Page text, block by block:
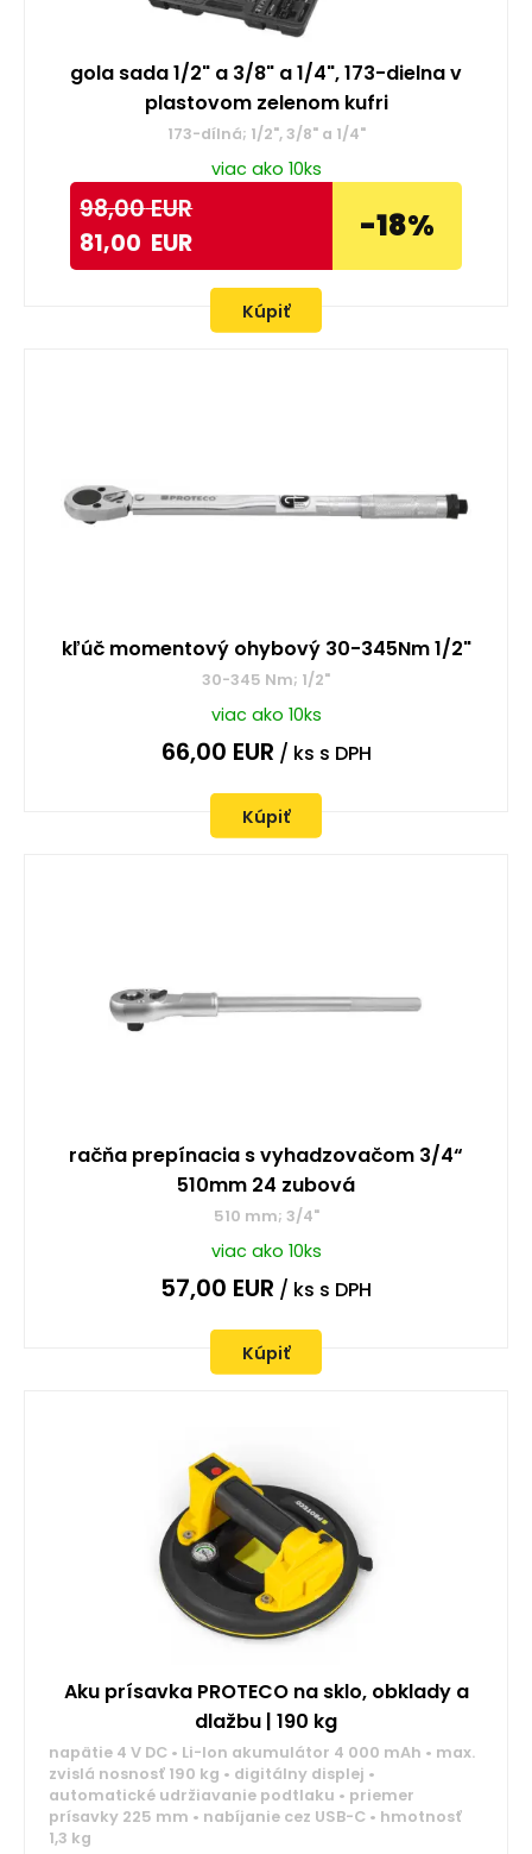
gola sada 1/2" a 3/8" a 1/4", 173-dielna v
plastovom zelenom kufri
173-dílná; 1/2", 3/8" a 1/4"
viac ako 10ks
98,00EUR
81,00 EUR -18%
Kúpiť
kľúč momentový ohybový 30-345Nm 1/2"
30-345 Nm; 1/2"
viac ako 10ks
66,00 EUR / ks s DPH
Kúpiť
račňa prepínacia s vyhadzovačom 3/4“
510mm 24 zubová
510 mm; 3/4"
viac ako 10ks
57,00 EUR / ks s DPH
Kúpiť
Aku prísavka PROTECO na sklo, obklady a
dlažbu | 190 kg
napätie 4 V DC • Li-Ion akumulátor 4 000 mAh • max.
zvislá nosnosť 190 kg • digitálny displej •
automatické udržiavanie podtlaku • priemer
prísavky 225 mm • nabíjanie cez USB-C • hmotnosť
1,3 kg